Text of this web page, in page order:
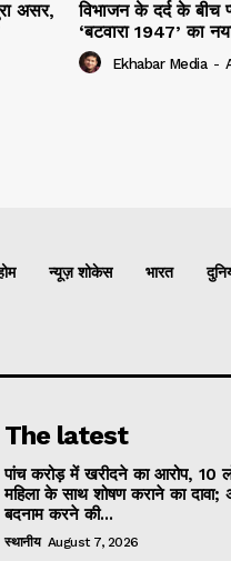
असर,
विभाजन के दर्द के बीच
‘बटवारा 1947’ का
Ekhabar Media -
न्यूज़ शोकेस भारत
The latest
पांच करोड़ में खरीदने का आरोप, 10
महिला के साथ शोषण कराने का दावा;
बदनाम करने की...
स्थानीय August 7, 2026